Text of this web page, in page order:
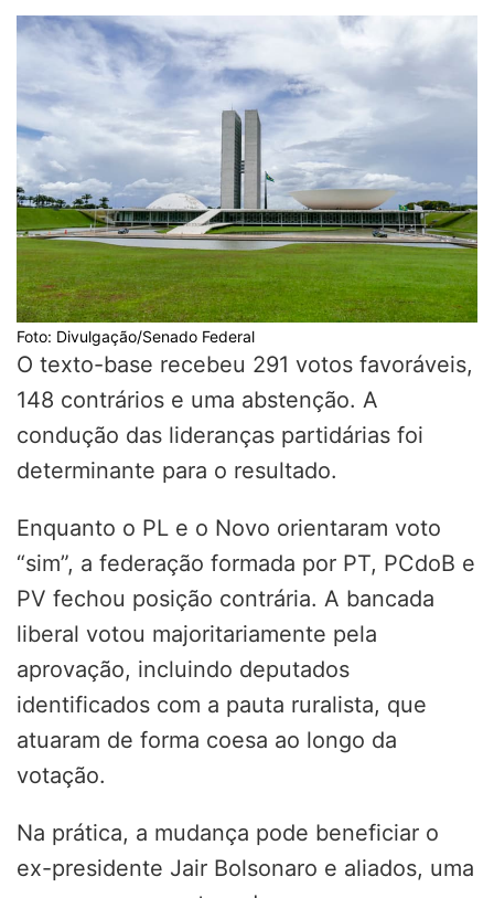
Foto: Divulgação/Senado Federal
O texto-base recebeu 291 votos favoráveis,
148 contrários e uma abstenção. A
condução das lideranças partidárias foi
determinante para o resultado.
Enquanto o PL e o Novo orientaram voto
“sim”, a federação formada por PT, PCdoB e
PV fechou posição contrária. A bancada
liberal votou majoritariamente pela
aprovação, incluindo deputados
identificados com a pauta ruralista, que
atuaram de forma coesa ao longo da
votação.
Na prática, a mudança pode beneficiar o
ex-presidente Jair Bolsonaro e aliados, uma